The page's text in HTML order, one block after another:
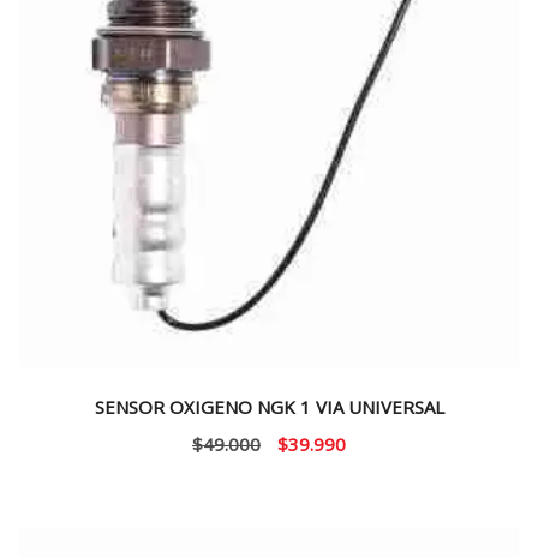
SENSOR OXIGENO NGK 1 VIA UNIVERSAL
$49.000
El
$39.990El